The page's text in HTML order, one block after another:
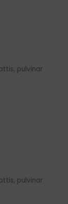
pulvinar
pulvinar